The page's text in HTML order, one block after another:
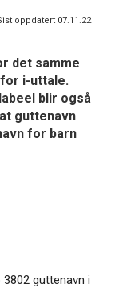
oppdatert 07.11.22
det samme
i-uttale.
blir også
guttenavn
for barn
3802 guttenavn i